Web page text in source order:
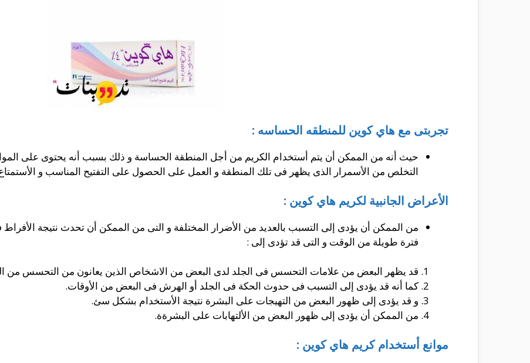
تجربتى مع هاي كوين للمنطقه الحساسه :
حيث أنه من الممكن أن يتم أستخدام الكريم من أجل المنطقة الحساسة و ذلك بسبب أنه يحتوى على
التخلص من الأسمرار الذى يظهر فى تلك المنطقة و العمل على الحصول على التفتيح المناسب و الأستمتاع
الأعراض الجانبية لكريم هاي كوين :
من الممكن أن يؤدى إلى التسبب بالعديد من الأضرار المختلفة و التى من الممكن أن تحدث نتيجة الأفراط
فترة طويلة من الوقت و التى قد تؤدى إلى :
قد يظهر البعض من علامات التحسس فى الجلد لدى البعض من الاشخاص الذين يعانون من التحسس من
كما أنه قد يؤدى إلى التسبب فى حدوث الحكة فى الجلد أو الهرش فى البعض من الأوقات.
و قد يؤدى إلى ظهور البعض من التهيجات على البشرة نتيجة الأستخدام بشكل سئ.
من الممكن أن يؤدى إلى ظهور البعض من الألتهابات على البشرةة.
موانع أستخدام كريم هاي كوين :